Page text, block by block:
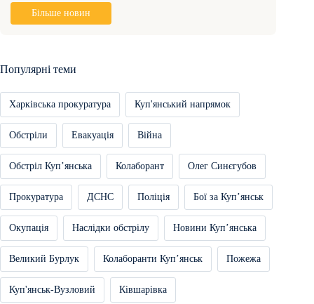
Більше новин
Популярні теми
Харківська прокуратура Куп'янський напрямок
Обстріли Евакуація Війна
Обстріл Купʼянська Колаборант Олег Синєгубов
Прокуратура ДСНС Поліція Бої за Купʼянськ
Окупація Наслідки обстрілу Новини Купʼянська
Великий Бурлук Колаборанти Купʼянськ Пожежа
Куп'янськ-Вузловий Ківшарівка